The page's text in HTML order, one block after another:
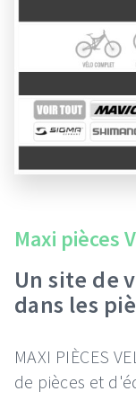
Maxi pièces
Un site de
dans les
MAXI PIÈCES
de pièces et